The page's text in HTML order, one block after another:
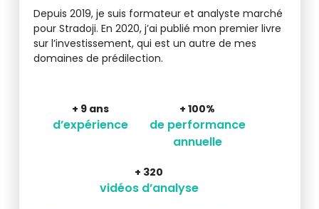
Depuis 2019, je suis formateur et analyste marché
pour Stradoji. En 2020, j’ai publié mon premier livre
sur l’investissement, qui est un autre de mes
domaines de prédilection.
+ 9 ans
d’expérience
+ 100%
de performance
annuelle
+ 320
vidéos d’analyse